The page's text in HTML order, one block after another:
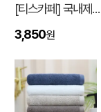
[티스카페] 국내제작 3단 밀크 보틀 화이트 (PP) 500ml
3,850원